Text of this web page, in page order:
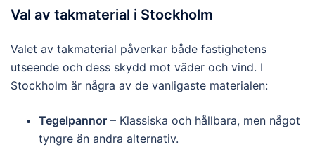
Val av takmaterial i Stockholm
Valet av takmaterial påverkar både fastighetens
utseende och dess skydd mot väder och vind. I
Stockholm är några av de vanligaste materialen:
Tegelpannor – Klassiska och hållbara, men något
tyngre än andra alternativ.